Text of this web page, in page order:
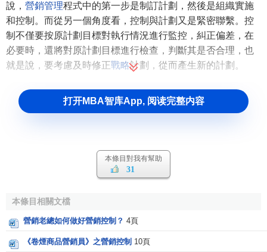
說， 營銷管理程式中的第一步是制訂計劃，然後是組織實施
和控制。而從另一個角度看，控制與計劃又是緊密聯繫。控
制不僅要按原計劃目標對執行情況進行監控，糾正偏差，在
必要時，還將對原計劃目標進行檢查，判斷其是否合理，也
就是說，要考慮及時修正戰略計劃，從而產生新的計劃。
營銷控制的類型
年度計劃控制是由企業高層管理人員
年度計劃目標是否實現。一般可用4種方法檢查計劃執行績
1、銷售差異分析
衡量並評估企業的
情況。
打开MBA智库App, 阅读完整内容
本條目對我有幫助
31
本條目相關文檔
營銷老總如何做好營銷控制？ 4頁
《卷煙商品營銷員》之營銷控制 10頁